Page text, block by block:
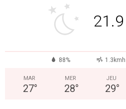
21.9
88% 1.3kmh
MAR
27°
MER
28°
JEU
29°